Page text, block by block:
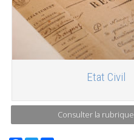
Etat Civil
Consulter la rubrique